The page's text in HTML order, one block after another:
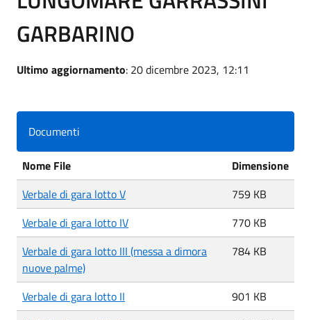
GARBARINO
Ultimo aggiornamento: 20 dicembre 2023, 12:11
Documenti
Nome File
Dimensione
Verbale di gara lotto V
759 KB
Verbale di gara lotto IV
770 KB
Verbale di gara lotto III (messa a dimora
nuove palme)
784 KB
Verbale di gara lotto II
901 KB